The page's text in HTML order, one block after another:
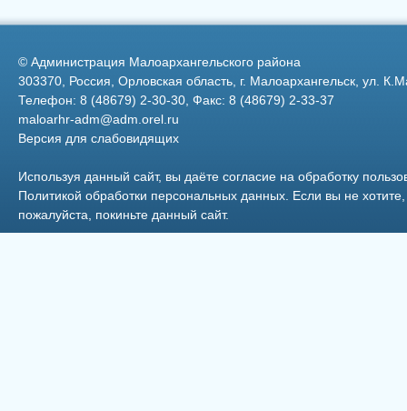
© Администрация Малоархангельского района
303370, Россия, Орловская область, г. Малоархангельск, ул.
Телефон: 8 (48679) 2-30-30, Факс: 8 (48679) 2-33-37
maloarhr-adm@adm.orel.ru
Версия для слабовидящих
Используя данный сайт, вы даёте согласие на обработку
Политикой обработки персональных данных . Если вы не
пожалуйста, покиньте данный сайт.